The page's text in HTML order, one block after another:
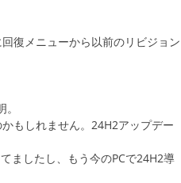
復メニューから以前のリビジョン
もしれません。24H2アップデー
ましたし、もう今のPCで24H2導